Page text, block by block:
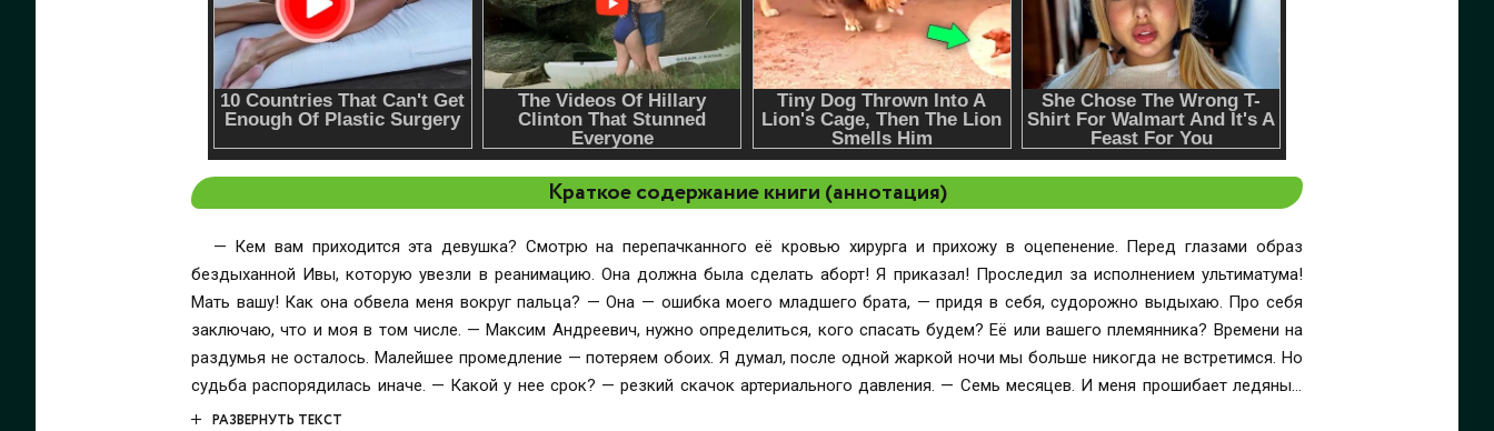
Краткое содержание книги (аннотация)
— Кем вам приходится эта девушка? Смотрю на перепачканного её кровью хирурга и прихожу в оцепенение. Перед глазами образ
бездыханной Ивы, которую увезли в реанимацию. Она должна была сделать аборт! Я приказал! Проследил за исполнением ультиматума!
Мать вашу! Как она обвела меня вокруг пальца? — Она — ошибка моего младшего брата, — придя в себя, судорожно выдыхаю. Про себя
заключаю, что и моя в том числе. — Максим Андреевич, нужно определиться, кого спасать будем? Её или вашего племянника? Времени на
раздумья не осталось. Малейшее промедление — потеряем обоих. Я думал, после одной жаркой ночи мы больше никогда не встретимся. Но
судьба распорядилась иначе. — Какой у нее срок? — резкий скачок артериального давления. — Семь месяцев. И меня прошибает ледяным
потом.
РАЗВЕРНУТЬ ТЕКСТ